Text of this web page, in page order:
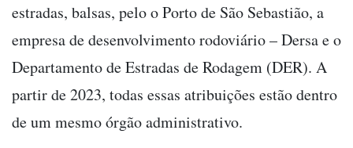
estradas, balsas, pelo o Porto de São Sebastião, a
empresa de desenvolvimento rodoviário – Dersa e o
Departamento de Estradas de Rodagem (DER). A
partir de 2023, todas essas atribuições estão dentro
de um mesmo órgão administrativo.